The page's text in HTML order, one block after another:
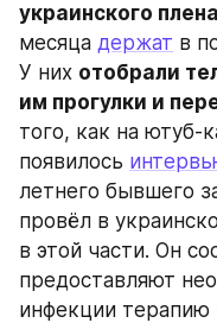
украинского
месяца держат в
У них отобрали
им прогулки и
того, как на ютуб-
появилось
летнего бывшего
провёл в
в этой части. Он
предоставляют
инфекции терапию